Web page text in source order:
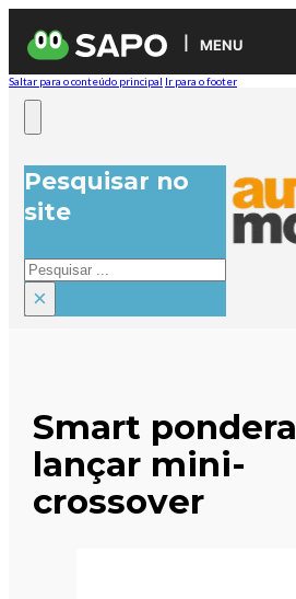
MENU
Saltar para o conteúdo principal Ir para o footer
Pesquisar no
site
Pesquisar
×
Smart pondera
lançar mini-
crossover